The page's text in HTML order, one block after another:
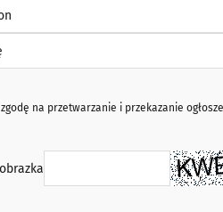
na przetwarzanie i przekazanie